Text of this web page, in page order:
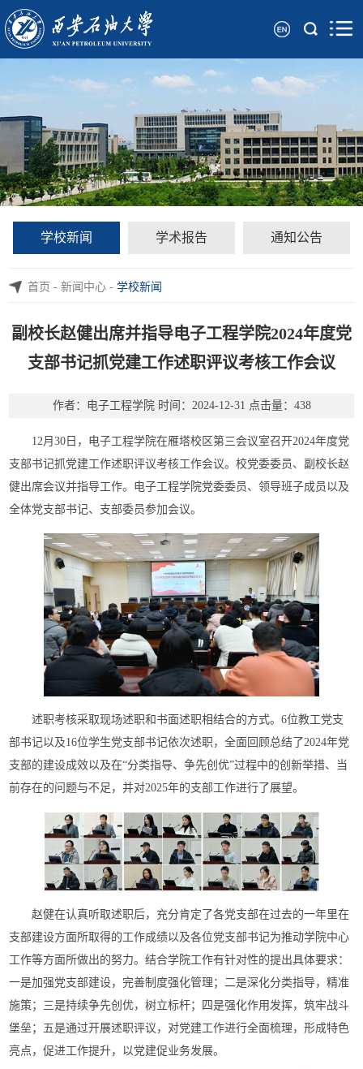
学校新闻 学术报告 通知公告
首页-新闻中心-学校新闻
副校长赵健出席并指导电子工程学院2024年度党
支部书记抓党建工作述职评议考核工作会议
作者：电子工程学院 时间：2024-12-31 点击量： 438
12月30日，电子工程学院在雁塔校区第三会议室召开2024年度党
支部书记抓党建工作述职评议考核工作会议。校党委委员、副校长赵
健出席会议并指导工作。电子工程学院党委委员、领导班子成员以及
全体党支部书记、支部委员参加会议。
述职考核采取现场述职和书面述职相结合的方式。6位教工党支
部书记以及16位学生党支部书记依次述职，全面回顾总结了2024年党
支部的建设成效以及在“分类指导、争先创优”过程中的创新举措、当
前存在的问题与不足，并对2025年的支部工作进行了展望。
赵健在认真听取述职后，充分肯定了各党支部在过去的一年里在
支部建设方面所取得的工作成绩以及各位党支部书记为推动学院中心
工作等方面所做出的努力。结合学院工作有针对性的提出具体要求：
一是加强党支部建设，完善制度强化管理；二是深化分类指导，精准
施策；三是持续争先创优，树立标杆；四是强化作用发挥，筑牢战斗
堡垒；五是通过开展述职评议，对党建工作进行全面梳理，形成特色
亮点，促进工作提升，以党建促业务发展。